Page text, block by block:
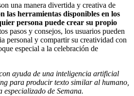
una manera divertida y creativa de
las herramientas disponibles en los
persona puede crear su propio
pasos y consejos, los usuarios pueden
personal y compartir su creatividad con
especial a la celebración de
ayuda de una inteligencia artificial
para producir texto similar al humano,
de Semana.